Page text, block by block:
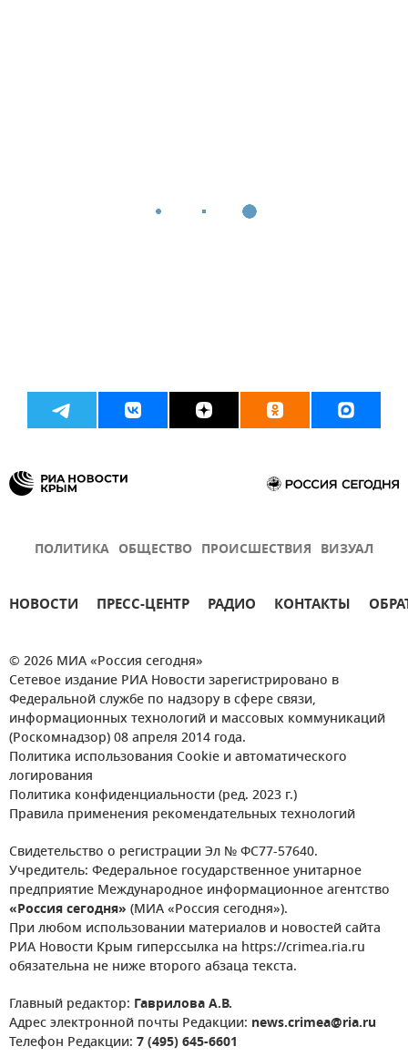
ПОЛИТИКА ОБЩЕСТВО ПРОИСШЕСТВИЯ ВИЗУАЛ
НОВОСТИ ПРЕСС-ЦЕНТР РАДИО КОНТАКТЫ
© 2026 МИА «Россия сегодня»
Сетевое издание РИА Новости зарегистрировано в
Федеральной службе по надзору в сфере связи,
информационных технологий и массовых коммуникаций
(Роскомнадзор) 08 апреля 2014 года.
Политика использования Cookie и автоматического
логирования
Политика конфиденциальности (ред. 2023 г.)
Правила применения рекомендательных технологий
Свидетельство о регистрации Эл № ФС77-57640.
Учредитель: Федеральное государственное унитарное
предприятие Международное информационное агентство
«Россия сегодня» (МИА «Россия сегодня»).
При любом использовании материалов и новостей сайта
РИА Новости Крым гиперссылка на https://crimea.ria.ru
обязательна не ниже второго абзаца текста.
Главный редактор: Гаврилова А.В.
Адрес электронной почты Редакции: news.crimea@ria.ru
Телефон Редакции: 7 (495) 645-6601